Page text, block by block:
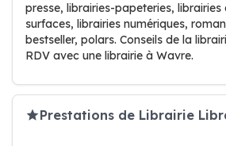
presse, librairies-papeteries,
surfaces, librairies numériques,
bestseller, polars. Conseils de la
RDV avec une librairie à Wavre.
Prestations de Librairie